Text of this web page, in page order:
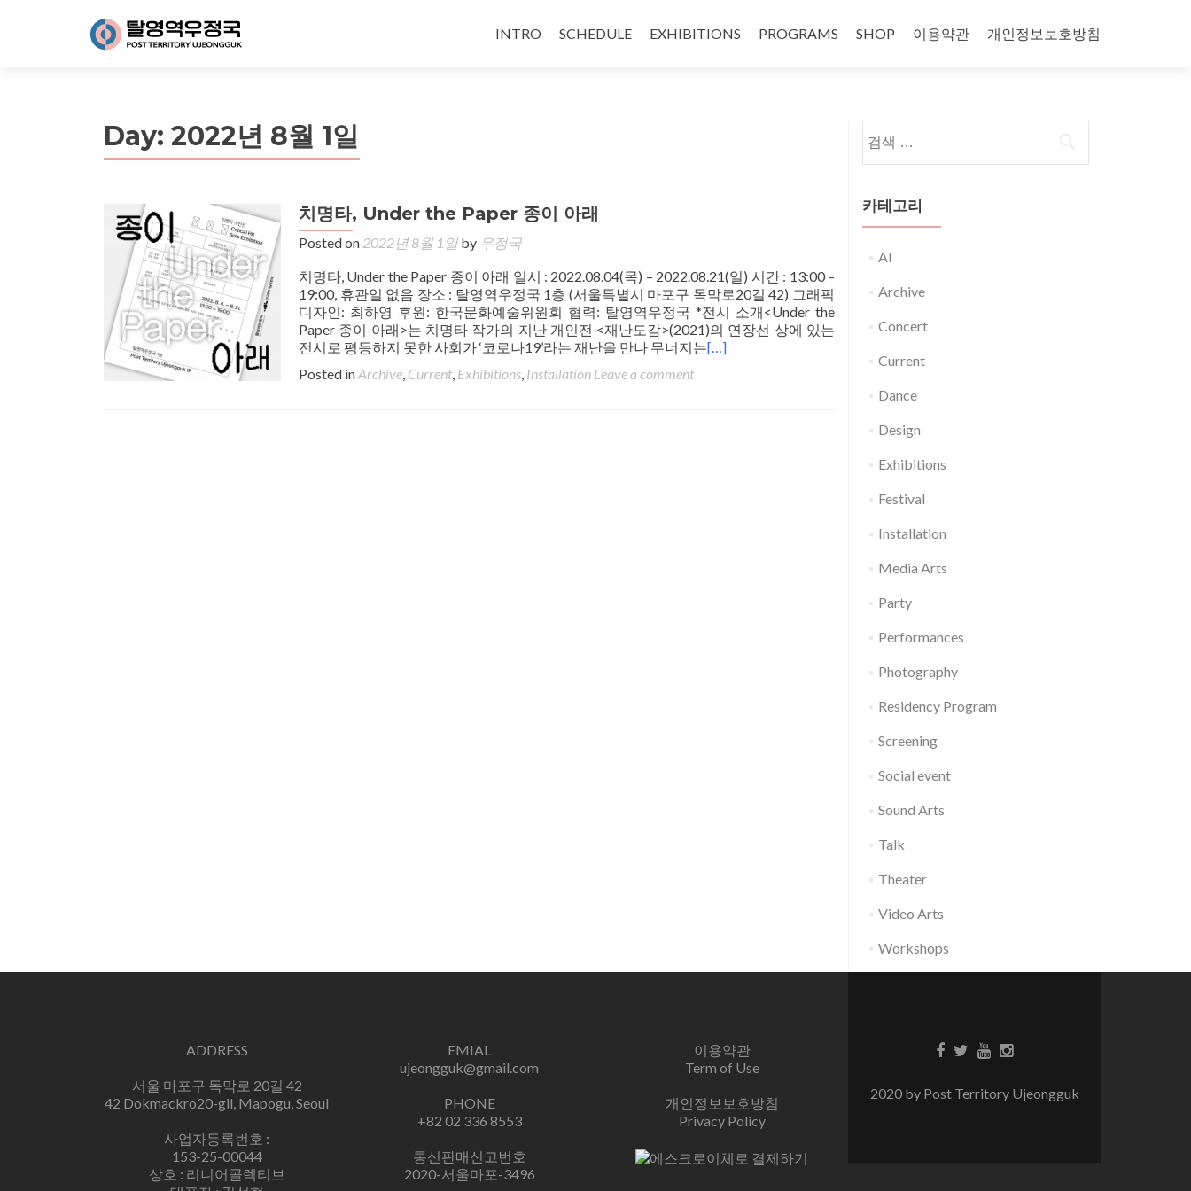
INTRO SCHEDULE EXHIBITIONS PROGRAMS SHOP 이용약관 개인정보보호방침
Day: 2022년 8월 1일
치명타, Under the Paper 종이 아래
Posted on 2022년 8월 1일by 우정국
치명타, Under the Paper 종이 아래 일시 : 2022.08.04(목) – 2022.08.21(일) 시간 : 13:00 –
19:00, 휴관일 없음 장소 : 탈영역우정국 1층 (서울특별시 마포구 독막로20길 42) 그래픽
디자인: 최하영 후원: 한국문화예술위원회 협력: 탈영역우정국 *전시 소개<Under the
Paper 종이 아래>는 치명타 작가의 지난 개인전 <재난도감>(2021)의 연장선 상에 있는
전시로 평등하지 못한 사회가 ‘코로나19’라는 재난을 만나 무너지는[…]
Posted inArchive, Current, Exhibitions, Installation Leave a comment
카테고리
AI
Archive
Concert
Current
Dance
Design
Exhibitions
Festival
Installation
Media Arts
Party
Performances
Photography
Residency Program
Screening
Social event
Sound Arts
Talk
Theater
Video Arts
Workshops
ADDRESS
서울 마포구 독막로 20길 42
42 Dokmackro20-gil, Mapogu, Seoul
사업자등록번호 :
153-25-00044
상호 : 리니어콜렉티브
EMIAL
ujeongguk@gmail.com
PHONE
+82 02 336 8553
통신판매신고번호
2020-서울마포-3496
이용약관
Term of Use
개인정보보호방침
Privacy Policy
2020 by Post Territory Ujeongguk